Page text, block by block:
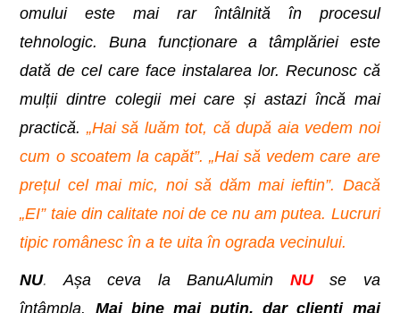
omului este mai rar întâlnită în procesul
tehnologic. Buna funcționare a tâmplăriei este
dată de cel care face instalarea lor. Recunosc că
mulții dintre colegii mei care și astazi încă mai
practică. „Hai să luăm tot, că după aia vedem noi
cum o scoatem la capăt”. „Hai să vedem care are
prețul cel mai mic, noi să dăm mai ieftin”. Dacă
„EI” taie din calitate noi de ce nu am putea. Lucruri
tipic românesc în a te uita în ograda vecinului.
NU.Așa ceva la BanuAlumin NU
se va
întâmpla.
Mai bine mai puțin, dar clienți mai